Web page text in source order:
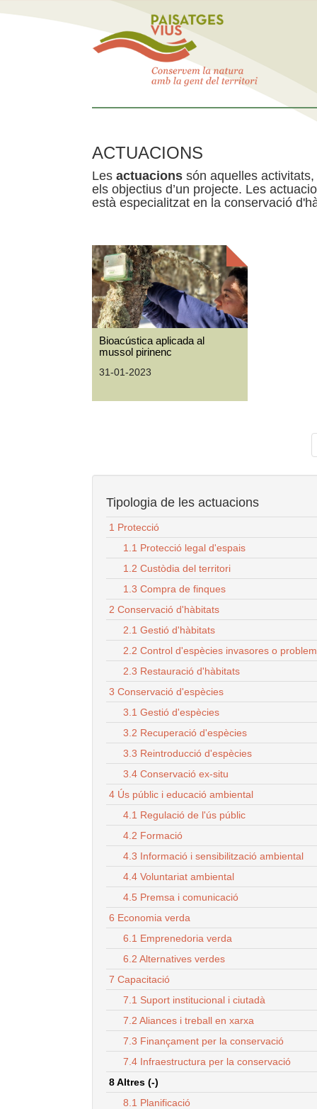
ACTUACIONS
Les actuacions són aquelles
els objectius d’un projecte. Les
està especialitzat en la conservació
Bioacústica aplicada al
mussol pirinenc
31-01-2023
Tipologia de les actuacions
1 Protecció
1.1 Protecció legal d'espais
1.2 Custòdia del territori
1.3 Compra de finques
2 Conservació d'hàbitats
2.1 Gestió d'hàbitats
2.2 Control d'espècies invasores o
2.3 Restauració d'hàbitats
3 Conservació d'espècies
3.1 Gestió d'espècies
3.2 Recuperació d'espècies
3.3 Reintroducció d'espècies
3.4 Conservació ex-situ
4 Ús públic i educació ambiental
4.1 Regulació de l'ús públic
4.2 Formació
4.3 Informació i sensibilització ambiental
4.4 Voluntariat ambiental
4.5 Premsa i comunicació
6 Economia verda
6.1 Emprenedoria verda
6.2 Alternatives verdes
7 Capacitació
7.1 Suport institucional i ciutadà
7.2 Aliances i treball en xarxa
7.3 Finançament per la conservació
7.4 Infraestructura per la conservació
8 Altres (-)
8.1 Planificació